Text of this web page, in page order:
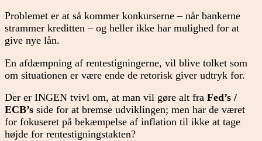
Problemet er at så kommer konkurserne – når bankerne
strammer kreditten – og heller ikke har mulighed for at
give nye lån.
En afdæmpning af rentestigningerne, vil blive tolket som
om situationen er være ende de retorisk giver udtryk for.
Der er INGEN tvivl om, at man vil gøre alt fra Fed’s /
ECB’s side for at bremse udviklingen; men har de været
for fokuseret på bekæmpelse af inflation til ikke at tage
højde for rentestigningstakten?